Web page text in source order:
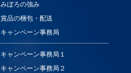
みぼろの強み
賞品の梱包・配送
キャンペーン事務局
キャンペーン事務局１
キャンペーン事務局２